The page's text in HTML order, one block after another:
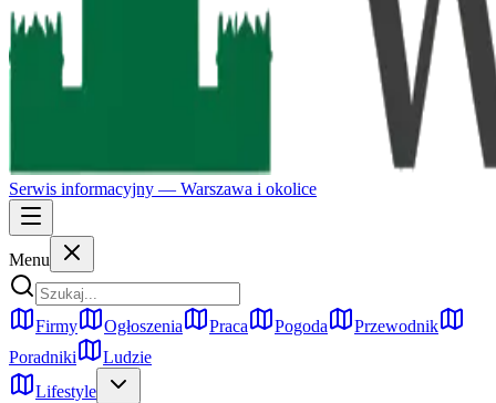
Serwis informacyjny — Warszawa i okolice
Menu
Firmy Ogłoszenia Praca Pogoda
Przewodnik
Poradniki
Ludzie
Lifestyle